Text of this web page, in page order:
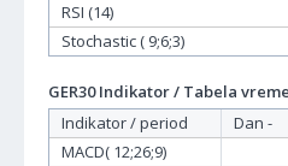
RSI (14)
Stochastic ( 9;6;3)
GER30 Indikator / Tabela
Indikator / period
Dan -
MACD( 12;26;9)